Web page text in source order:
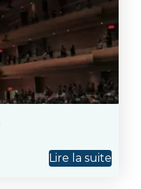
Lire la suite